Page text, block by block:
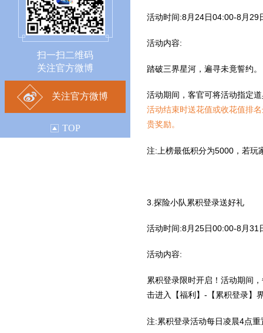
扫一扫二维码
关注官方微博
关注官方微博
TOP
活动时间:8月24日04:00-8月29
活动内容:
踏破三界星河，遍寻未竟誓约。
活动期间，客官可将活动指定
活动结束时送花值或收花值排
贵奖励。
注:上榜最低积分为5000，若玩
3.探险小队累积登录送好礼
活动时间:8月25日00:00-8月31
活动内容:
累积登录限时开启！活动期间
击进入【福利】-【累积登录】
注:累积登录活动每日凌晨4点